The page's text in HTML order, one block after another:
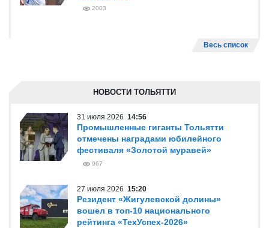
2003
Весь список
НОВОСТИ ТОЛЬЯТТИ
31 июля 2026 14:56
Промышленные гиганты Тольятти
отмечены наградами юбилейного
фестиваля «Золотой муравей»
967
27 июля 2026 15:20
Резидент «Жигулевской долины»
вошел в топ-10 национального
рейтинга «ТехУспех-2026»